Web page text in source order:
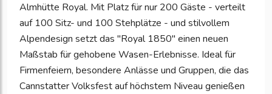
Almhütte Royal. Mit Platz für nur 200 Gäste - verteilt
auf 100 Sitz- und 100 Stehplätze - und stilvollem
Alpendesign setzt das "Royal 1850" einen neuen
Maßstab für gehobene Wasen-Erlebnisse. Ideal für
Firmenfeiern, besondere Anlässe und Gruppen, die das
Cannstatter Volksfest auf höchstem Niveau genießen